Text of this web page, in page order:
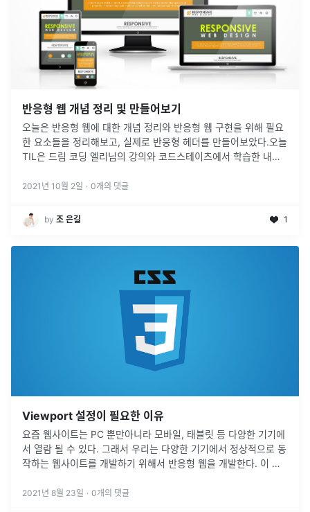
반응형 웹 개념 정리 및 만들어보기
오늘은 반응형 웹에 대한 개념 정리와 반응형 웹 구현을 위해 필요
한 요소들을 정리해보고, 실제로 반응형 헤더를 만들어보았다.오늘
TIL은 드림 코딩 엘리님의 강의와 코드스테이츠에서 학습한 내용
힌다.반응형 ...
2021년 10월 2일 · 0개의 댓글
by 조 은길 1
Viewport 설정이 필요한 이유
요즘 웹사이트는 PC 뿐만아니라 모바일, 태블릿 등 다양한 기기에
서 열람 될 수 있다. 그래서 우리는 다양한 기기에서 정상적으로 동
작하는 웹사이트를 개발하기 위해서 반응형 웹을 개발한다. 이 반
2021년 8월 23일 · 0개의 댓글